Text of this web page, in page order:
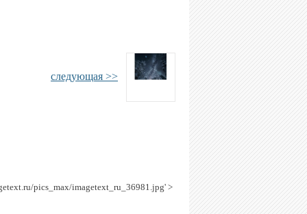
следующая >>
pics_max/imagetext_ru_36981.jpg' >